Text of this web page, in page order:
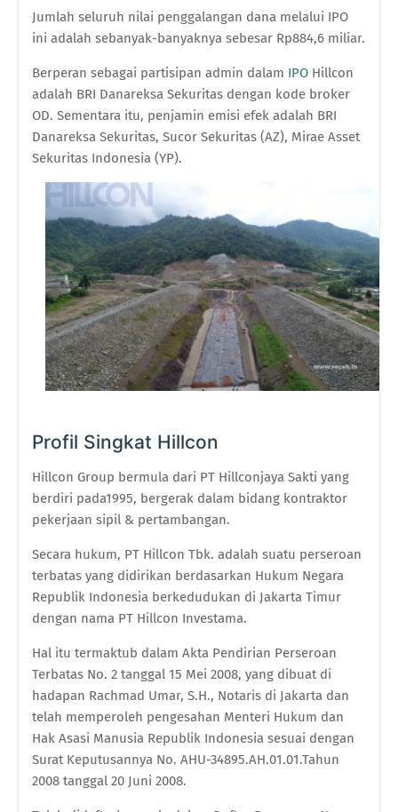
Jumlah seluruh nilai penggalangan dana melalui IPO
ini adalah sebanyak-banyaknya sebesar Rp884,6 miliar.
Berperan sebagai partisipan admin dalam IPO Hillcon
adalah BRI Danareksa Sekuritas dengan kode broker
OD. Sementara itu, penjamin emisi efek adalah BRI
Danareksa Sekuritas, Sucor Sekuritas (AZ), Mirae Asset
Sekuritas Indonesia (YP).
Profil Singkat Hillcon
Hillcon Group bermula dari PT Hillconjaya Sakti yang
berdiri pada1995, bergerak dalam bidang kontraktor
pekerjaan sipil & pertambangan.
Secara hukum, PT Hillcon Tbk. adalah suatu perseroan
terbatas yang didirikan berdasarkan Hukum Negara
Republik Indonesia berkedudukan di Jakarta Timur
dengan nama PT Hillcon Investama.
Hal itu termaktub dalam Akta Pendirian Perseroan
Terbatas No. 2 tanggal 15 Mei 2008, yang dibuat di
hadapan Rachmad Umar, S.H., Notaris di Jakarta dan
telah memperoleh pengesahan Menteri Hukum dan
Hak Asasi Manusia Republik Indonesia sesuai dengan
Surat Keputusannya No. AHU-34895.AH.01.01.Tahun
2008 tanggal 20 Juni 2008.